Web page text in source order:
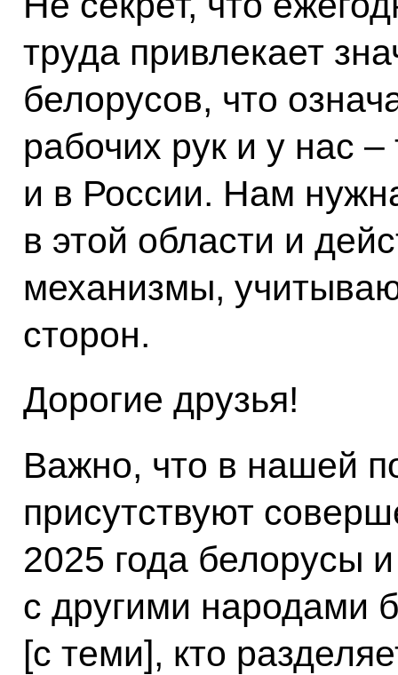
труда привлекает
белорусов, что
рабочих рук и у нас
и в России. Нам
в этой области и
механизмы,
сторон.
Дорогие друзья!
Важно, что в нашей
присутствуют
2025 года белорусы
с другими народами
[с теми], кто